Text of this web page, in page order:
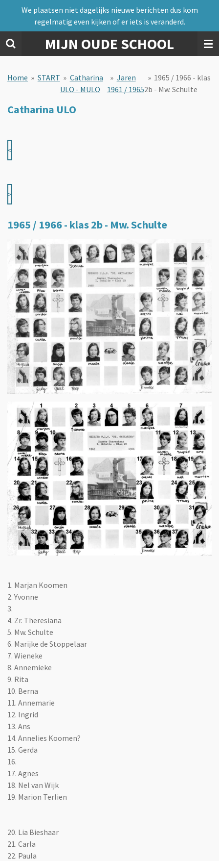
naar
de
hoofdinhoud
MIJN OUDE SCHOOL
We plaatsen niet dagelijks nieuwe berichten dus kom
regelmatig even kijken of er iets is veranderd.
Home » START » Catharina
ULO - MULO
» Jaren
1961 / 1965
» 1965 / 1966 - klas
2b - Mw. Schulte
Catharina ULO
<
>
1965 / 1966 - klas 2b - Mw. Schulte
1. Marjan Koomen
2. Yvonne
3.
4. Zr. Theresiana
5. Mw. Schulte
6. Marijke de Stoppelaar
7. Wieneke
8. Annemieke
9. Rita
10. Berna
11. Annemarie
12. Ingrid
13. Ans
14. Annelies Koomen?
15. Gerda
16.
17. Agnes
18. Nel van Wijk
19. Marion Terlien
20. Lia Bieshaar
21. Carla
22. Paula